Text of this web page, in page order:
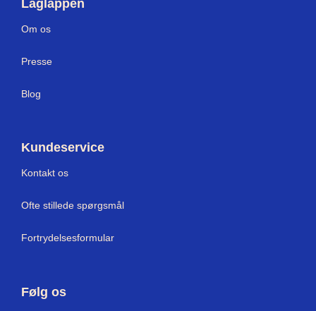
Laglappen
Om os
Presse
Blog
Kundeservice
Kontakt os
Ofte stillede spørgsmål
Fortrydelsesformular
Følg os